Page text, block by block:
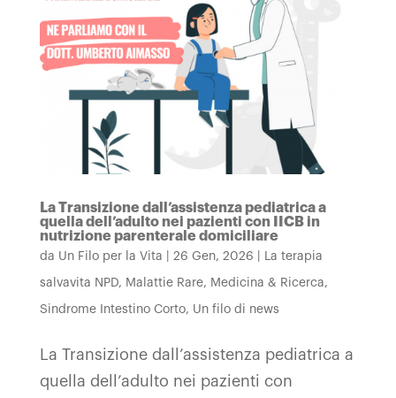
La Transizione dall’assistenza pediatrica a
quella dell’adulto nei pazienti con IICB in
nutrizione parenterale domiciliare
da Un Filo per la Vita 26 Gen, 2026 La terapia
salvavita NPD, Malattie Rare, Medicina & Ricerca,
Sindrome Intestino Corto, Un filo di news
La Transizione dall’assistenza pediatrica a
quella dell’adulto nei pazienti con